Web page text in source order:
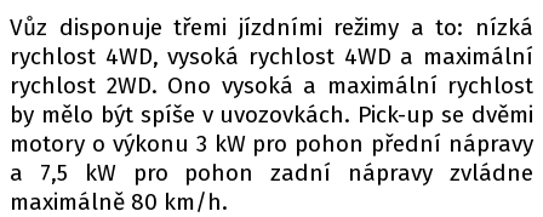
Vůz disponuje třemi jízdními režimy a to: nízká
rychlost 4WD, vysoká rychlost 4WD a maximální
rychlost 2WD. Ono vysoká a maximální rychlost
by mělo být spíše v uvozovkách. Pick-up se dvěmi
motory o výkonu 3 kW pro pohon přední nápravy
a 7,5 kW pro pohon zadní nápravy zvládne
maximálně 80 km/h.